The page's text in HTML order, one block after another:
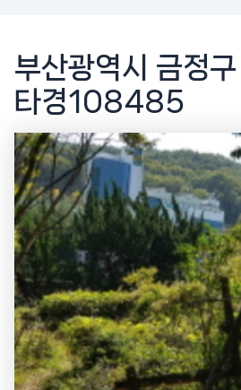
부산광역시 금정
타경108485